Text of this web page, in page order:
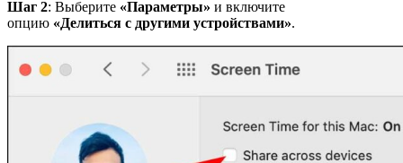
Шаг 2: Выберите «Параметры» и включите
опцию «Делиться с другими устройствами».